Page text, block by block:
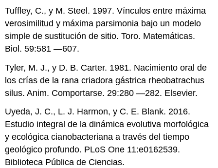
Tuffley, C., y M. Steel. 1997. Vínculos entre máxima
verosimilitud y máxima parsimonia bajo un modelo
simple de sustitución de sitio. Toro. Matemáticas.
Biol. 59:581 —607.
Tyler, M. J., y D. B. Carter. 1981. Nacimiento oral de
los crías de la rana criadora gástrica rheobatrachus
silus. Anim. Comportarse. 29:280 —282. Elsevier.
Uyeda, J. C., L. J. Harmon, y C. E. Blank. 2016.
Estudio integral de la dinámica evolutiva morfológica
y ecológica cianobacteriana a través del tiempo
geológico profundo. PLoS One 11:e0162539.
Biblioteca Pública de Ciencias.